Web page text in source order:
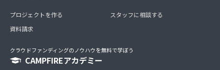
プロジェクトを作る
資料請求
スタッフに相談する
クラウドファンディングのノウハウを無料で学ぼう
CAMPFIREアカデミー